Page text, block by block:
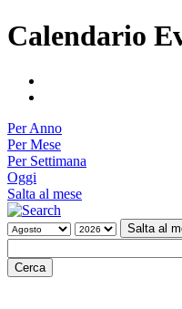
Calendario
Per Anno
Per Mese
Per Settimana
Oggi
Salta al mese
Salta al